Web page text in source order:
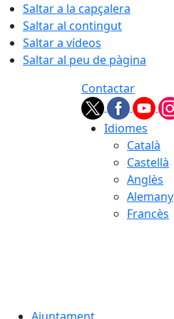
Saltar a la capçalera
Saltar al contingut
Saltar a vídeos
Saltar al peu de pàgina
Contactar
Idiomes
Català
Castellà
Anglès
Alemany
Francès